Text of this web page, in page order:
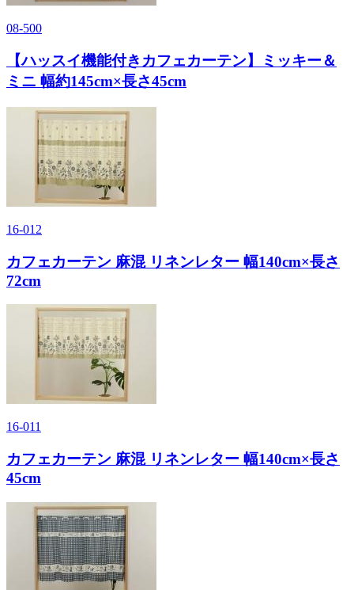
08-500
【ハッスイ機能付きカフェカーテン】ミッキー＆
ミニ 幅約145cm×長さ45cm
16-012
カフェカーテン 麻混 リネンレター 幅140cm×長さ
72cm
16-011
カフェカーテン 麻混 リネンレター 幅140cm×長さ
45cm